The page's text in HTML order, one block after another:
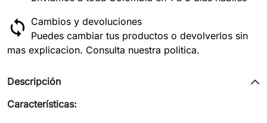
Cambios y devoluciones
Puedes cambiar tus productos o devolverlos sin
mas explicacion. Consulta nuestra politica.
Descripción
Características: